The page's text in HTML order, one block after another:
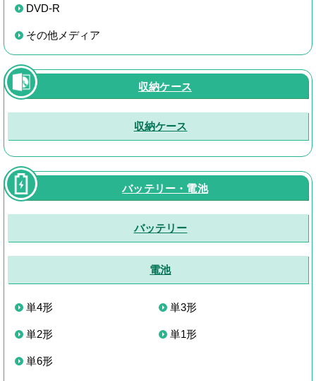
DVD-R
その他メディア
収納ケース
収納ケース
バッテリー・電池
バッテリー
電池
単4形 単3形
単2形 単1形
単6形